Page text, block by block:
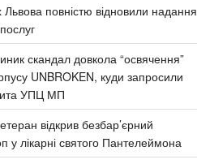
повністю відновили надання
скандал довкола “освячення”
UNBROKEN, куди запросили
УПЦ МП
відкрив безбар’єрний
у лікарні святого Пантелеймона